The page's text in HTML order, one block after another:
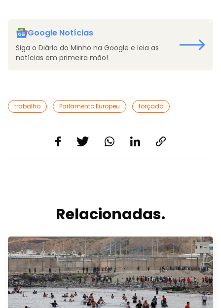
Google Notícias
Siga o Diário do Minho na Google e leia as
notícias em primeira mão!
trabalho Parlamento Europeu forçado
Relacionadas.